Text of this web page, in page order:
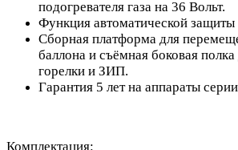
подогревателя газа на 36 Вольт.
Функция автоматической защиты
Сборная платформа для
баллона и съёмная боковая
горелки и ЗИП.
Гарантия 5 лет на аппараты
Комплектация: